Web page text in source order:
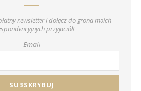
newsletter i dołącz do grona moich
przyjaciół!
Email